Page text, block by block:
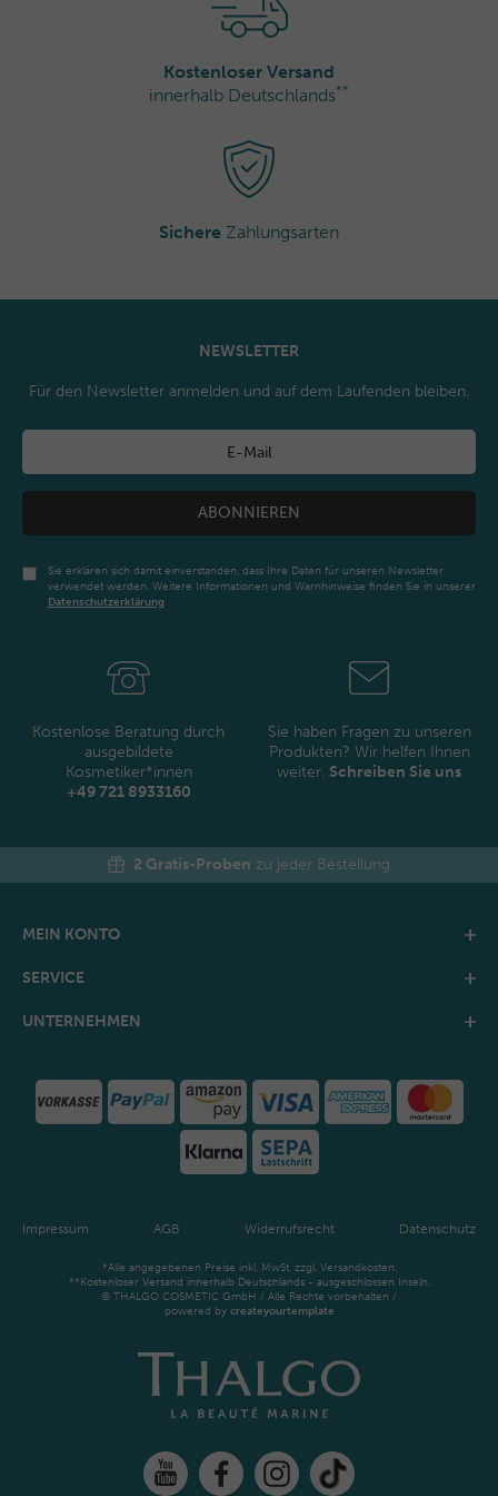
Potassium Sorbate, Alpha-Isomethyl Ionone, Coumarin,
Kostenloser Versand
innerhalb Deutschlands**
Sichere Zahlungsarten
NEWSLETTER
Für den Newsletter anmelden und auf dem Laufenden bleiben.
ABONNIEREN
Sie erklären sich damit einverstanden, dass Ihre Daten für unseren Newsletter
verwendet werden. Weitere Informationen und Warnhinweise finden Sie in unserer
Daten­schutz­erklärung
Kostenlose Beratung durch
ausgebildete
Kosmetiker*innen
+49 721 8933160
Sie haben Fragen zu unseren
Produkten? Wir helfen Ihnen
weiter. Schreiben Sie uns
2 Gratis-Proben zu jeder Bestellung
MEIN KONTO
SERVICE
UNTERNEHMEN
Impressum AGB Widerrufsrecht Datenschutz
*Alle angegebenen Preise inkl. MwSt. zzgl. Versandkosten.
**Kostenloser Versand innerhalb Deutschlands - ausgeschlossen Inseln.
© THALGO COSMETIC GmbH / Alle Rechte vorbehalten /
powered by createyourtemplate